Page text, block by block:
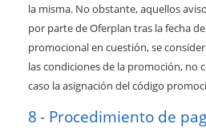
la misma. No obstante, aquellos
por parte de Oferplan tras la fecha
promocional en cuestión, se
las condiciones de la promoción, no
caso la asignación del código
Procedimiento de